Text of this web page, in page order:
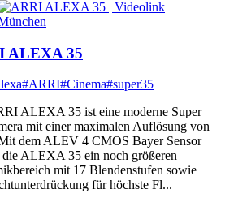
ALEXA 35
#ARRI#Cinema#super35
ALEXA 35 ist eine moderne Super
mit einer maximalen Auflösung von
dem ALEV 4 CMOS Bayer Sensor
die ALEXA 35 ein noch größeren
mit 17 Blendenstufen sowie
für höchste Fl...